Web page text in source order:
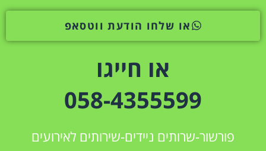
או שלחו הודעת ווטסאפ
או חייגו
058-4355599
פורשור-שרותים ניידים-שירותים לאירועים